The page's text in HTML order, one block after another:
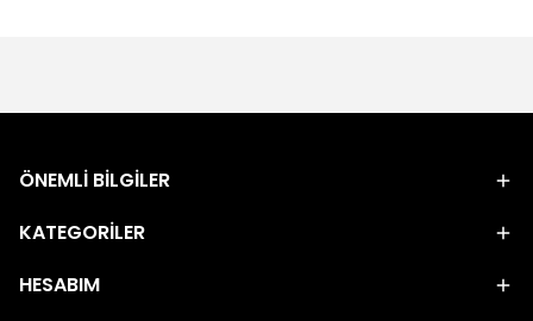
ÖNEMLİ BİLGİLER
KATEGORİLER
HESABIM